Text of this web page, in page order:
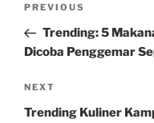
Previous
Post
PREVIOUS
Trending: 5
Dicoba Penggemar
Next
Post
NEXT
Trending Kuliner